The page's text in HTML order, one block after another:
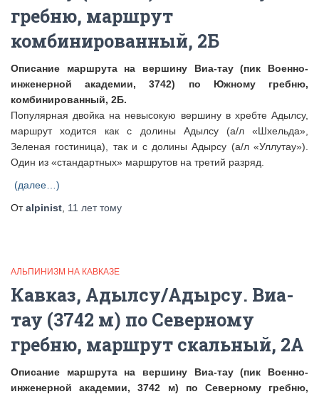
гребню, маршрут
комбинированный, 2Б
Описание маршрута на вершину Виа-тау (пик Военно-
инженерной академии, 3742) по Южному гребню,
комбинированный, 2Б.
Популярная двойка на невысокую вершину в хребте Адылсу,
маршрут ходится как с долины Адылсу (а/л «Шхельда»,
Зеленая гостиница), так и с долины Адырсу (а/л «Уллутау»).
Один из «стандартных» маршрутов на третий разряд.
(далее…)
Отalpinist 11 леттому
АЛЬПИНИЗМ НА КАВКАЗЕ
Кавказ, Адылсу/Адырсу. Виа-
тау (3742 м) по Северному
гребню, маршрут скальный, 2А
Описание маршрута на вершину Виа-тау (пик Военно-
инженерной академии, 3742 м) по Северному гребню,